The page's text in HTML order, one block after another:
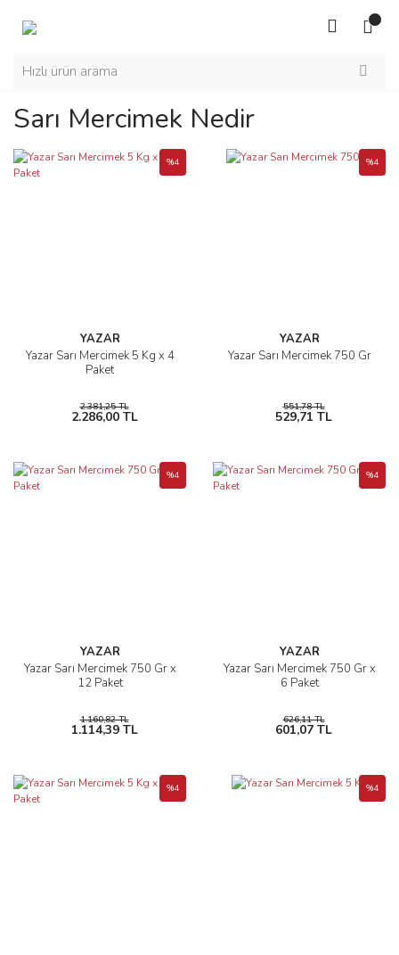
Sarı Mercimek Nedir
YAZAR
Yazar Sarı Mercimek 5 Kg x 4
Paket
%4
2.381,25 TL
2.286,00 TL
YAZAR
Yazar Sarı Mercimek 750 Gr
%4
551,78 TL
529,71 TL
YAZAR
Yazar Sarı Mercimek 750 Gr x
12 Paket
%4
1.160,82 TL
1.114,39 TL
YAZAR
Yazar Sarı Mercimek 750 Gr x
6 Paket
%4
626,11 TL
601,07 TL
%4 %4